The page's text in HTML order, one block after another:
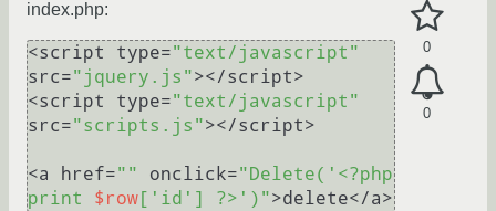
0
0
index.php:
<script type="text/javascript"
src="jquery.js"></script>
<script type="text/javascript"
src="scripts.js"></script>
<a href="" onclick="Delete('<?php
print $row ['id'] ?>')"